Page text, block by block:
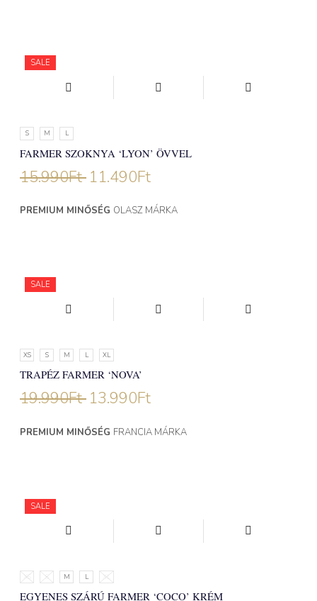
SALE
S M L
FARMER SZOKNYA ‘LYON’ ÖVVEL
15.990Ft 11.490Ft
PREMIUM MINŐSÉG OLASZ MÁRKA
SALE
XS S M L XL
TRAPÉZ FARMER ‘NOVA’
19.990Ft 13.990Ft
PREMIUM MINŐSÉG FRANCIA MÁRKA
NEW
SALE
XS S M L XL
EGYENES SZÁRÚ FARMER ‘COCO’ KRÉM